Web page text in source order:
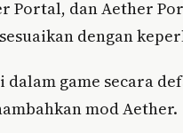
Portal, dan Aether
dengan
game secara
mod Aether.